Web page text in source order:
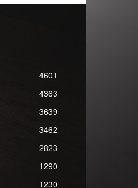
4601
4363
3639
3462
2823
1290
1230